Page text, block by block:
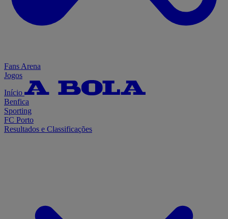
Fans Arena
Jogos
Início
Benfica
Sporting
FC Porto
Resultados e Classificações